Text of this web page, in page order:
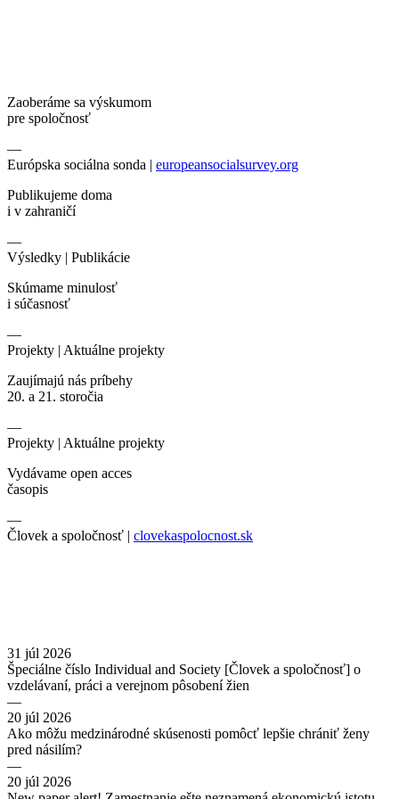
Zaoberáme sa výskumom
pre spoločnosť
—
Európska sociálna sonda | europeansocialsurvey.org
Publikujeme doma
i v zahraničí
—
Výsledky | Publikácie
Skúmame minulosť
i súčasnosť
—
Projekty | Aktuálne projekty
Zaujímajú nás príbehy
20. a 21. storočia
—
Projekty | Aktuálne projekty
Vydávame open acces
časopis
—
Človek a spoločnosť | clovekaspolocnost.sk
31 júl 2026
Špeciálne číslo Individual and Society [Človek a spoločnosť] o
vzdelávaní, práci a verejnom pôsobení žien
—
20 júl 2026
Ako môžu medzinárodné skúsenosti pomôcť lepšie chrániť ženy
pred násilím?
—
20 júl 2026